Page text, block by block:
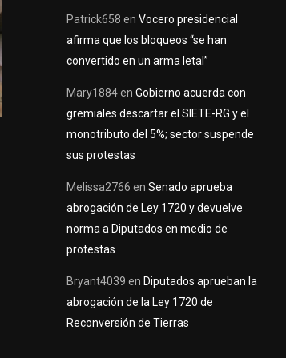
Patrick658 en Vocero presidencial
afirma que los bloqueos “se han
convertido en un arma letal”
Mary1884en Gobierno acuerda con
gremiales descartar el SIETE-RG y el
monotributo del 5%; sector suspende
sus protestas
Melissa2766 en Senado aprueba
abrogación de Ley 1720 y devuelve
norma a Diputados en medio de
protestas
Bryant4039 en Diputados aprueban la
abrogación de la Ley 1720 de
Reconversión de Tierras